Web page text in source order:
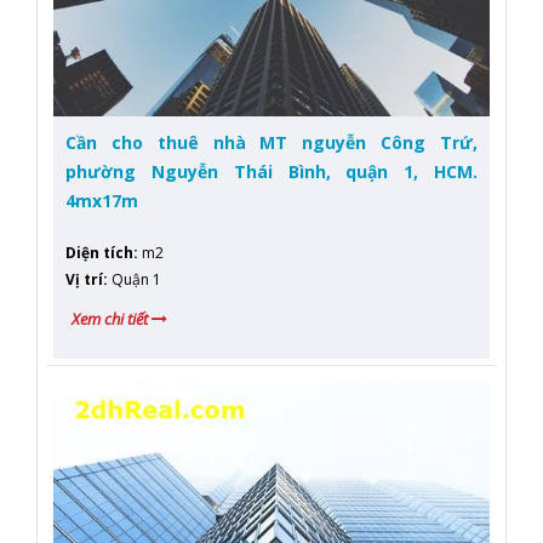
Cần cho thuê nhà MT nguyễn Công Trứ,
phường Nguyễn Thái Bình, quận 1, HCM.
4mx17m
Diện tích: m2
Vị trí: Quận 1
Xem chi tiết